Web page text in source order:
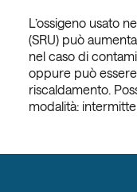
L’ossigeno usato
(SRU) può
nel caso di
oppure può
riscaldamento.
modalità: